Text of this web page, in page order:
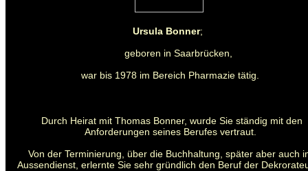
Ursula Bonner;
geboren in Saarbrücken,
war bis 1978 im Bereich Pharmazie tätig.
Durch Heirat mit Thomas Bonner, wurde Sie ständig mit den
Anforderungen seines Berufes vertraut.
Von der Terminierung, über die Buchhaltung, später aber auch
Aussendienst, erlernte Sie sehr gründlich den Beruf der